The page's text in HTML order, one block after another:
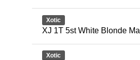
Xotic
XJ 1T 5st White Blonde
Xotic